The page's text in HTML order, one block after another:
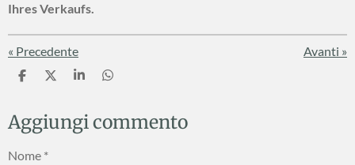
Ihres Verkaufs.
« Precedente Avanti »
C
d
i
i
C
d
i
C
d
i
C
d
i
Aggiungi commento
Nome *